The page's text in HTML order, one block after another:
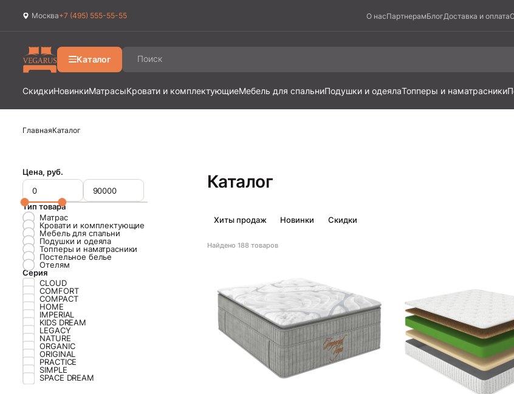
Москва+7 (495) 555-55-55 О насПартнерамБлогДоставка и оплата
Каталог
СкидкиНовинкиМатрасыКровати и комплектующиеМебель для спальниПодушки и одеялаТопперы и наматрасники
Ваш городМосква?
Да
ГлавнаяКаталог
Цена, руб.
Тип товара
Матрас
Кровати и комплектующие
Мебель для спальни
Подушки и одеяла
Топперы и наматрасники
Постельное белье
Отелям
Серия
CLOUD
COMFORT
COMPACT
HOME
IMPERIAL
KIDS DREAM
LEGACY
NATURE
ORGANIC
ORIGINAL
PRACTICE
SIMPLE
SPACE DREAM
Каталог
Хиты продаж Новинки Скидки
Найдено 188товаров